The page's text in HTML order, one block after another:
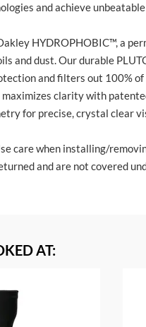
and achieve
HYDROPHOBIC™, a
and dust. Our durable
and filters out 100% of
clarity with
for precise, crystal clear
care when installing/
and are not covered
AT: